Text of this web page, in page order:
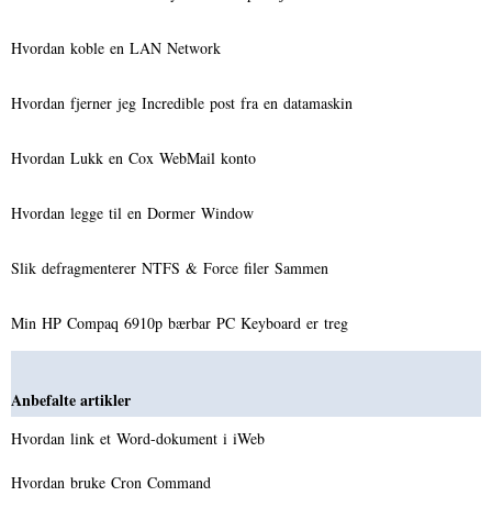
Hvordan koble en LAN Network
Hvordan fjerner jeg Incredible post fra en datamaskin
Hvordan Lukk en Cox WebMail konto
Hvordan legge til en Dormer Window
Slik defragmenterer NTFS & Force filer Sammen
Min HP Compaq 6910p bærbar PC Keyboard er treg
Anbefalte artikler
Hvordan link et Word-dokument i iWeb
Hvordan bruke Cron Command